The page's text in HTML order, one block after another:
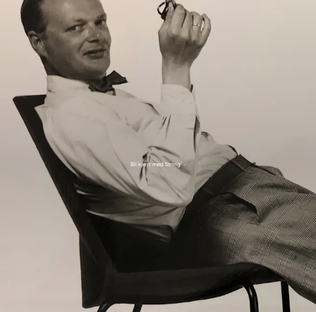
Bli kjent med String →